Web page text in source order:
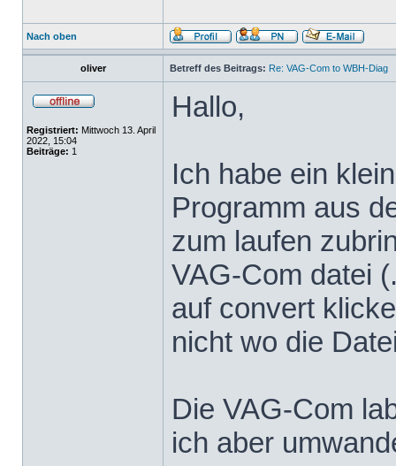
Nach oben
oliver Betreff des Beitrags: Re: VAG-Com to WBH-Diag
Registriert: Mittwoch 13. April
2022, 15:04
Beiträge: 1
Hallo,
Ich habe ein
Programm aus
zum laufen
VAG-Com datei
auf convert
nicht wo die
Die VAG-Com
ich aber